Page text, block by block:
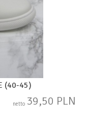
(40-45)
netto 39,50 PLN